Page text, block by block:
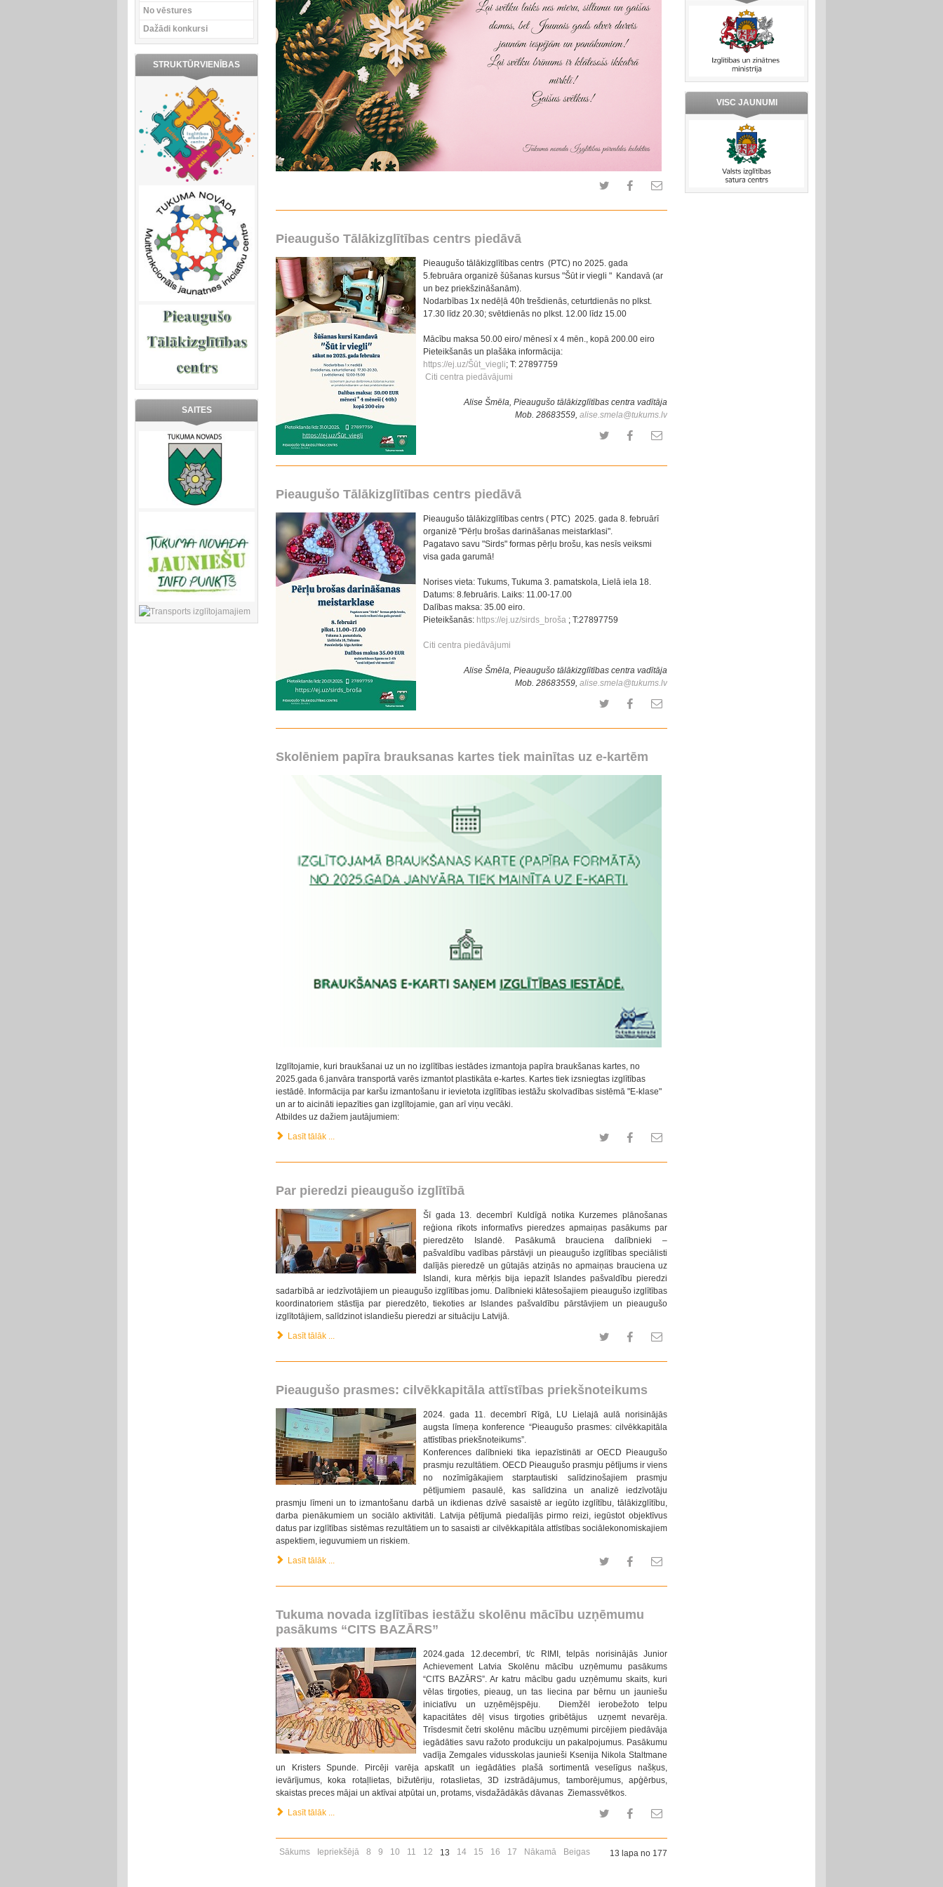
Pieaugušo Tālākizglītības centrs piedāvā
Pieaugušo tālākizglītības centrs (PTC) no 2025. gada
5.februāra organizē šūšanas kursus "Šūt ir viegli " Kandavā (ar
un bez priekšzināšanām).
Nodarbības 1x nedēļā 40h trešdienās, ceturtdienās no plkst.
17.30 līdz 20.30; svētdienās no plkst. 12.00 līdz 15.00
Mācību maksa 50.00 eiro/ mēnesī x 4 mēn., kopā 200.00 eiro
Pieteikšanās un plašāka informācija:
https://ej.uz/Šūt_viegli; T: 27897759
Citi centra piedāvājumi
Alise Šmēla, Pieaugušo tālākizglītības centra vadītāja
Mob. 28683559, alise.smela@tukums.lv
Pieaugušo Tālākizglītības centrs piedāvā
Pieaugušo tālākizglītības centrs ( PTC) 2025. gada 8. februārī
organizē "Pērļu brošas darināšanas meistarklasi".
Pagatavo savu "Sirds" formas pērļu brošu, kas nesīs veiksmi
visa gada garumā!
Norises vieta: Tukums, Tukuma 3. pamatskola, Lielā iela 18.
Datums: 8.februāris. Laiks: 11.00-17.00
Dalības maksa: 35.00 eiro.
Pieteikšanās: https://ej.uz/sirds_broša ; T:27897759
Citi centra piedāvājumi
Alise Šmēla, Pieaugušo tālākizglītības centra vadītāja
Mob. 28683559, alise.smela@tukums.lv
Skolēniem papīra brauksanas kartes tiek mainītas uz e-kartēm
Izglītojamie, kuri braukšanai uz un no izglītības iestādes izmantoja papīra braukšanas kartes, no
2025.gada 6.janvāra transportā varēs izmantot plastikāta e-kartes. Kartes tiek izsniegtas izglītības
iestādē. Informācija par karšu izmantošanu ir ievietota izglītības iestāžu skolvadības sistēmā "E-klase"
un ar to aicināti iepazīties gan izglītojamie, gan arī viņu vecāki.
Atbildes uz dažiem jautājumiem:
Lasīt tālāk ...
Par pieredzi pieaugušo izglītībā
Šī gada 13. decembrī Kuldīgā notika Kurzemes plānošanas
reģiona rīkots informatīvs pieredzes apmaiņas pasākums par
pieredzēto Islandē. Pasākumā brauciena dalībnieki –
pašvaldību vadības pārstāvji un pieaugušo izglītības speciālisti
dalījās pieredzē un gūtajās atziņās no apmaiņas brauciena uz
Islandi, kura mērķis bija iepazīt Islandes pašvaldību pieredzi
sadarbībā ar iedzīvotājiem un pieaugušo izglītības jomu. Dalībnieki klātesošajiem pieaugušo izglītības
koordinatoriem stāstīja par pieredzēto, tiekoties ar Islandes pašvaldību pārstāvjiem un pieaugušo
izglītotājiem, salīdzinot islandiešu pieredzi ar situāciju Latvijā.
Lasīt tālāk ...
Pieaugušo prasmes: cilvēkkapitāla attīstības priekšnoteikums
2024. gada 11. decembrī Rīgā, LU Lielajā aulā norisinājās
augsta līmeņa konference “Pieaugušo prasmes: cilvēkkapitāla
attīstības priekšnoteikums”.
Konferences dalībnieki tika iepazīstināti ar OECD Pieaugušo
prasmju rezultātiem. OECD Pieaugušo prasmju pētījums ir viens
no nozīmīgākajiem starptautiski salīdzinošajiem prasmju
pētījumiem pasaulē, kas salīdzina un analizē iedzīvotāju
prasmju līmeni un to izmantošanu darbā un ikdienas dzīvē sasaistē ar iegūto izglītību, tālākizglītību,
darba pienākumiem un sociālo aktivitāti. Latvija pētījumā piedalījās pirmo reizi, iegūstot objektīvus
datus par izglītības sistēmas rezultātiem un to sasaisti ar cilvēkkapitāla attīstības sociālekonomiskajiem
aspektiem, ieguvumiem un riskiem.
Lasīt tālāk ...
Tukuma novada izglītības iestāžu skolēnu mācību uzņēmumu
pasākums “CITS BAZĀRS”
2024.gada 12.decembrī, t/c RIMI, telpās norisinājās Junior
Achievement Latvia Skolēnu mācību uzņēmumu pasākums
“CITS BAZĀRS”. Ar katru mācību gadu uzņēmumu skaits, kuri
vēlas tirgoties, pieaug, un tas liecina par bērnu un jauniešu
iniciatīvu un uzņēmējspēju. Diemžēl ierobežoto telpu
kapacitātes dēļ visus tirgoties gribētājus uzņemt nevarēja.
Trīsdesmit četri skolēnu mācību uzņēmumi pircējiem piedāvāja
iegādāties savu ražoto produkciju un pakalpojumus. Pasākumu
vadīja Zemgales vidusskolas jaunieši Ksenija Nikola Staltmane
un Kristers Spunde. Pircēji varēja apskatīt un iegādāties plašā sortimentā veselīgus našķus,
ievārījumus, koka rotaļlietas, bižutēriju, rotaslietas, 3D izstrādājumus, tamborējumus, apģērbus,
skaistas preces mājai un aktīvai atpūtai un, protams, visdažādākās dāvanas Ziemassvētkos.
Lasīt tālāk ...
13 lapa no 177
Sākums Iepriekšējā 8 9 10 11 12 13 14 15 16 17 Nākamā Beigas
No vēstures
Dažādi konkursi
STRUKTŪRVIENĪBAS
SAITES
VISC JAUNUMI